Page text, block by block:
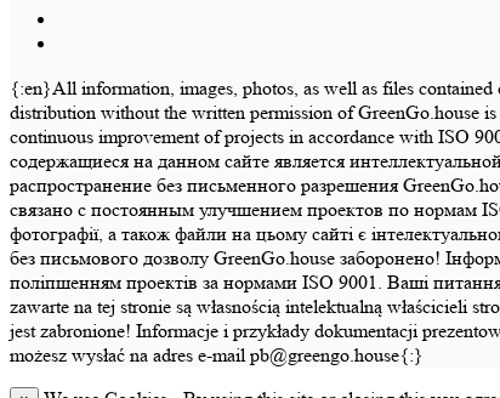
{:en}All information, images, photos, as well as files
distribution without the written permission of GreenGo.house
continuous improvement of projects in accordance with ISO
содержащиеся на данном сайте является
распространение без письменного разрешения
связано с постоянным улучшением проектов по нормам
фотографії, а також файли на цьому сайті є
без письмового дозволу GreenGo.house заборонено!
поліпшенням проектів за нормами ISO 9001. Ваші
zawarte na tej stronie są własnością intelektualną właścicieli
jest zabronione! Informacje i przykłady dokumentacji
możesz wysłać na adres e-mail pb@greengo.house{:}